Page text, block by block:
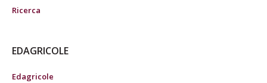
Ricerca
EDAGRICOLE
Edagricole